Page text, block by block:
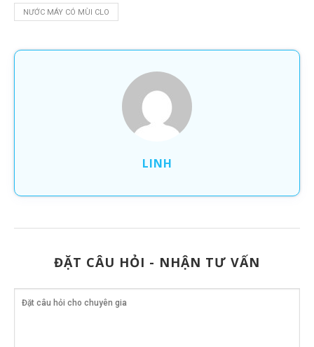
NƯỚC MÁY CÓ MÙI CLO
LINH
ĐẶT CÂU HỎI - NHẬN TƯ VẤN